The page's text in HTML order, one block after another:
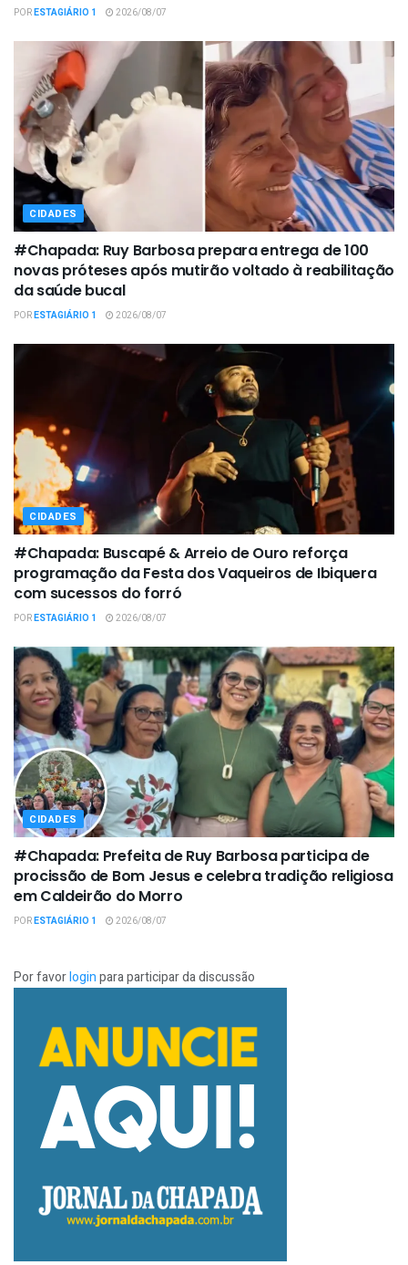
PORESTAGIÁRIO 1 2026/08/07
CIDADES
#Chapada: Ruy Barbosa prepara entrega de 100
novas próteses após mutirão voltado à reabilitação
da saúde bucal
PORESTAGIÁRIO 1 2026/08/07
CIDADES
#Chapada: Buscapé & Arreio de Ouro reforça
programação da Festa dos Vaqueiros de Ibiquera
com sucessos do forró
PORESTAGIÁRIO 1 2026/08/07
CIDADES
#Chapada: Prefeita de Ruy Barbosa participa de
procissão de Bom Jesus e celebra tradição religiosa
em Caldeirão do Morro
PORESTAGIÁRIO 1 2026/08/07
Por favorloginpara participar da discussão